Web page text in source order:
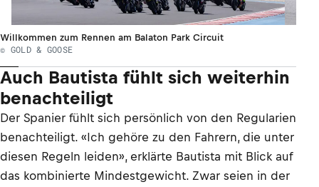
Willkommen zum Rennen am Balaton Park Circuit
© GOLD & GOOSE
Auch Bautista fühlt sich weiterhin
benachteiligt
Der Spanier fühlt sich persönlich von den Regularien
benachteiligt. «Ich gehöre zu den Fahrern, die unter
diesen Regeln leiden», erklärte Bautista mit Blick auf
das kombinierte Mindestgewicht. Zwar seien in der